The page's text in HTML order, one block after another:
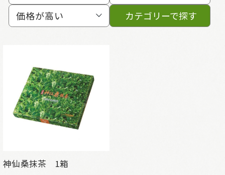
価格が高い
カテゴリーで探す
神仙桑抹茶 1箱